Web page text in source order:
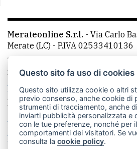
Merateonline S.r.l. - Via Carlo
Merate (LC) - P.IVA 02533410136
Telefono:
mail: redazione@merateonline.it
La redazione
CasateOnline
Made by VIP
Privacy policy
Cookie policy
Rivedi le tue scelte sui cookie
Questo sito fa uso di cookies
Questo sito utilizza cookie o altri
previo consenso, anche cookie di
strumenti di tracciamento, anche
inviarti pubblicità personalizzata e
con le tue preferenze, nonché per
comportamenti dei visitatori. Se
consulta lacookie policy.